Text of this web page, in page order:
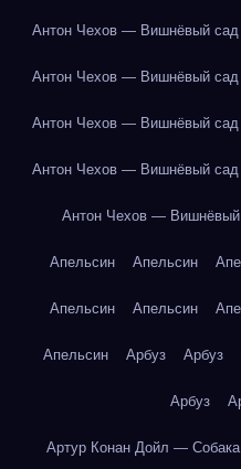
Антон Чехов — Вишнёвый сад
Антон Чехов — Вишнёвый сад
Антон Чехов — Вишнёвый сад
Антон Чехов — Вишнёвый сад
Антон Чехов — Вишнёвый
Апельсин Апельсин
Апельсин Апельсин
Апельсин Арбуз Арбуз
Арбуз
Артур Конан Дойл —